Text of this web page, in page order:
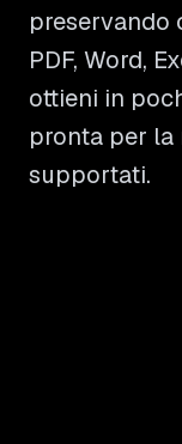
preservando
PDF, Word,
ottieni in
pronta per la
supportati.